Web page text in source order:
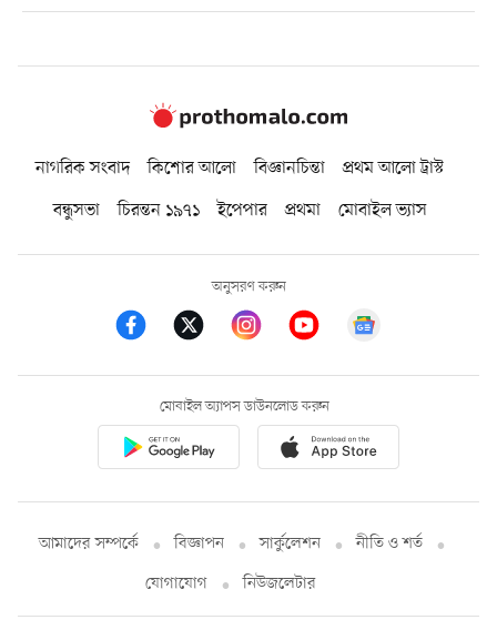
নাগরিক সংবাদ কিশোর আলো বিজ্ঞানচিন্তা
প্রথম আলো ট্রাস্ট
বন্ধুসভা
চিরন্তন ১৯৭১ ইপেপার প্রথমা মোবাইল ভ্যাস
অনুসরণ করুন
মোবাইল অ্যাপস ডাউনলোড করুন
আমাদের সম্পর্কে বিজ্ঞাপন সার্কুলেশন
নীতি ও শর্ত
যোগাযোগ
নিউজলেটার